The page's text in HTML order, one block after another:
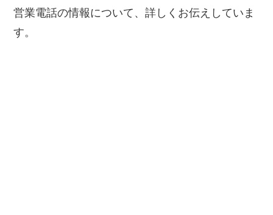
営業電話の情報について、詳しくお伝えしていま
す。